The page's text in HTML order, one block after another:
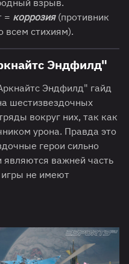
= коррозия(противник
всем стихиям).
Эндфилд"
Эндфилд" гайд
шестизвездочных
вокруг них, так как
урона. Правда это
герои сильно
являются важней часть
игры не имеют